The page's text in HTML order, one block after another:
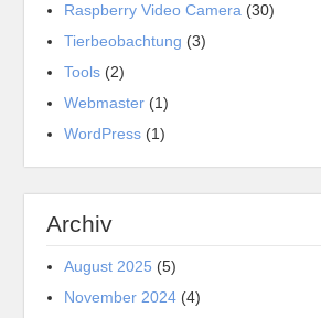
Raspberry Video Camera (30)
Tierbeobachtung (3)
Tools (2)
Webmaster (1)
WordPress (1)
Archiv
August 2025 (5)
November 2024 (4)